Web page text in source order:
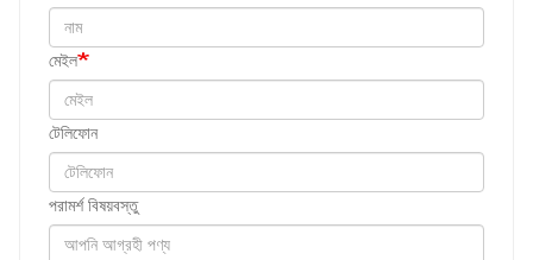
মেইল
টেলিফোন
পরামর্শ বিষয়বস্তু